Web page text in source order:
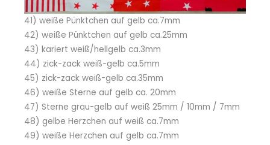
41) weiße Pünktchen auf gelb ca.7mm
42) weiße Pünktchen auf gelb ca.25mm
43) kariert weiß/hellgelb ca.3mm
44) zick-zack weiß-gelb ca.5mm
45) zick-zack weiß-gelb ca.35mm
46) weiße Sterne auf gelb ca. 20mm
47) Sterne grau-gelb auf weiß 25mm / 10mm / 7mm
48) gelbe Herzchen auf weiß ca.7mm
49) weiße Herzchen auf gelb ca.7mm